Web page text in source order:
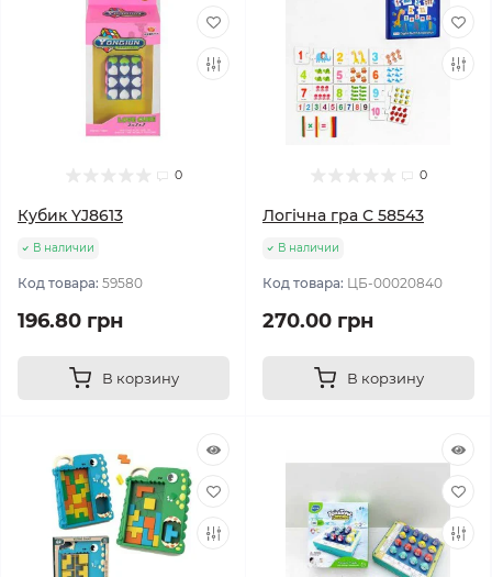
0
Кубик YJ8613
В наличии
Код товара: 59580
196.80 грн
В корзину
0
Логічна гра С 58543
В наличии
Код товара: ЦБ-00020840
270.00 грн
В корзину